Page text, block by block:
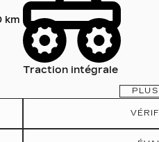
km
Traction intégrale